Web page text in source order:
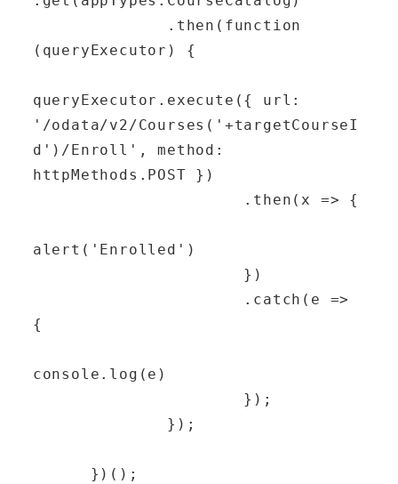
(queryExecutor) {
queryExecutor.execute({ url:
'/odata/v2/Courses('+targetCourseI
d')/Enroll', method:
httpMethods.POST })
alert('Enrolled')
{
console.log(e)